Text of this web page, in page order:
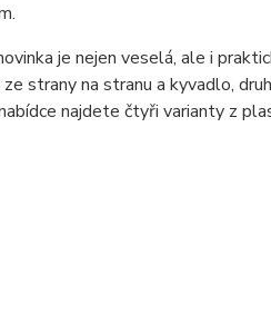
je nejen veselá, ale i
strany na stranu a kyvadlo,
najdete čtyři varianty z